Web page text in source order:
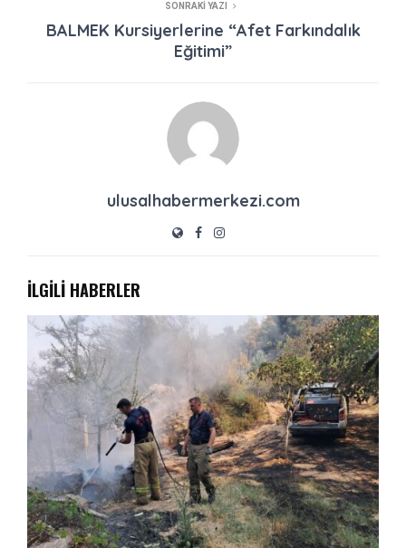
SONRAKI YAZI
BALMEK Kursiyerlerine “Afet Farkındalık
Eğitimi”
ulusalhabermerkezi.com
İLGİLİ HABERLER